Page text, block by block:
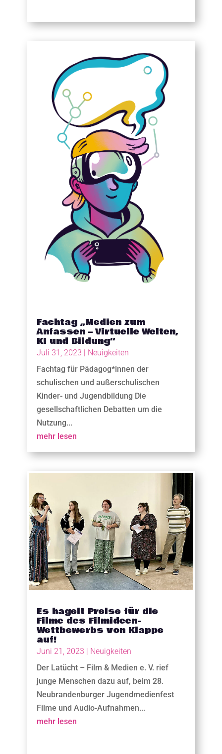
Fachtag „Medien zum
Anfassen – Virtuelle Welten,
KI und Bildung“
Juli 31, 2023 | Neuigkeiten
Fachtag für Pädagog*innen der
schulischen und außerschulischen
Kinder- und Jugendbildung Die
gesellschaftlichen Debatten um die
Nutzung...
mehr lesen
Es hagelt Preise für die
Filme des Filmideen-
Wettbewerbs von Klappe
auf!
Juni 21, 2023 | Neuigkeiten
Der Latücht – Film & Medien e. V. rief
junge Menschen dazu auf, beim 28.
Neubrandenburger Jugendmedienfest
Filme und Audio-Aufnahmen...
mehr lesen